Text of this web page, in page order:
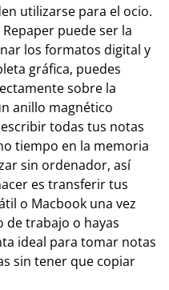
utilizarse para el ocio.
puede ser la
los formatos digital y
gráfica, puedes
sobre la
anillo magnético
todas tus notas
tiempo en la memoria
sin ordenador, así
es transferir tus
o Macbook una vez
de trabajo o hayas
ideal para tomar notas
sin tener que copiar